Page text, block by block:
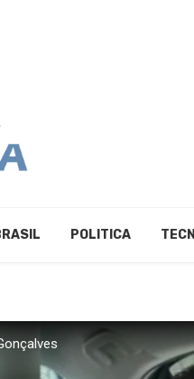
POLITICA